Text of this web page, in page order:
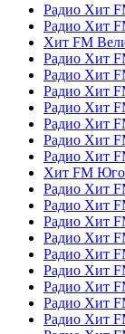
Радио Хит
Радио Хит
Хит FM
Радио Хит
Радио Хит
Радио Хит
Радио Хит
Радио Хит
Радио Хит
Радио Хит
Хит FM
Радио Хит
Радио Хит
Радио Хит
Радио Хит
Радио Хит
Радио Хит
Радио Хит
Радио Хит
Радио Хит